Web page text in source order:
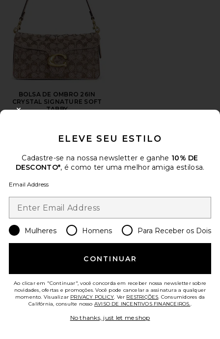
BOLSA DE OMBRO 26IN
CRYSTAL SIGNATURE SOFT
TABBY
Favorite Horizon Long Sleeve Top
Mais Vendidos
Horizon Long Sleeve Top
ELEVE SEU ESTILO
Cadastre-se na nossa newsletter e ganhe 10% DE
DESCONTO*, é como ter uma melhor amiga estilosa.
Email Address
Mulheres Homens Para Receber os Dois
CONTINUAR
Ao clicar em "Continuar", você concorda em receber nossa newsletter sobre
novidades, ofertas e promoções. Você pode cancelar a assinatura a qualquer
momento. Visualizar PRIVACY POLICY. Ver RESTRIÇÕES. Consumidores da
Califórnia, consulte nosso AVISO DE INCENTIVOS FINANCEIROS..
No thanks, just let me shop